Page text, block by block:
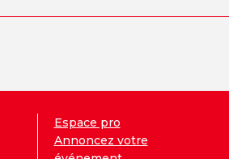
Espace pro
Annoncez votre